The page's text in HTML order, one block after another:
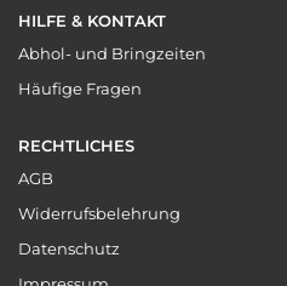
HILFE & KONTAKT
Abhol- und Bringzeiten
Häufige Fragen
RECHTLICHES
AGB
Widerrufsbelehrung
Datenschutz